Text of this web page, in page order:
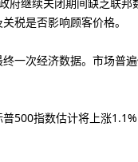
税是否影响顾客价格。
一次经济数据。市场普
500指数估计将上涨